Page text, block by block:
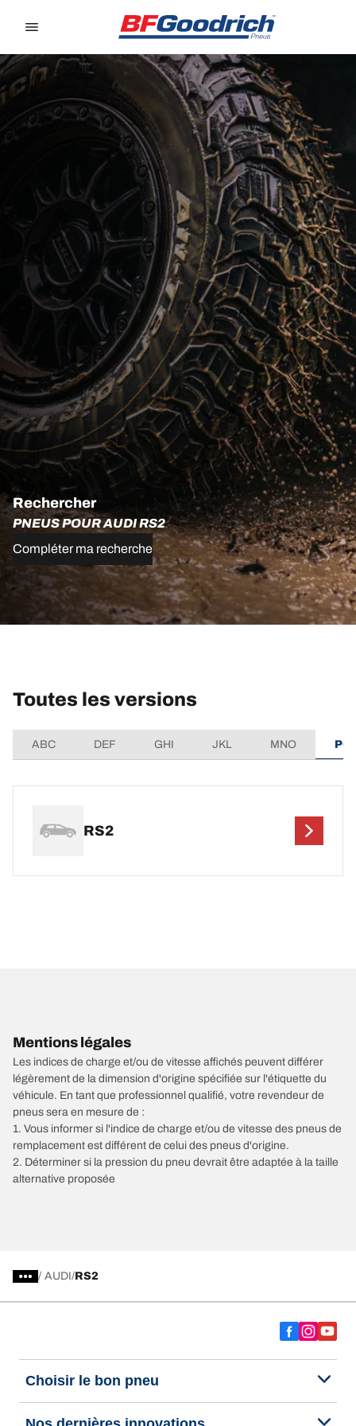
Rechercher
PNEUS POUR AUDI RS2
Compléter ma recherche
Toutes les versions
ABC DEF GHI JKL MNO
RS2
Mentions légales
Les indices de charge et/ou de vitesse affichés peuvent différer
légèrement de la dimension d'origine spécifiée sur l'étiquette du
véhicule. En tant que professionnel qualifié, votre revendeur de
pneus sera en mesure de :
1. Vous informer si l'indice de charge et/ou de vitesse des pneus de
remplacement est différent de celui des pneus d'origine.
2. Déterminer si la pression du pneu devrait être adaptée à la taille
alternative proposée
/ AUDI RS2
Choisir le bon pneu